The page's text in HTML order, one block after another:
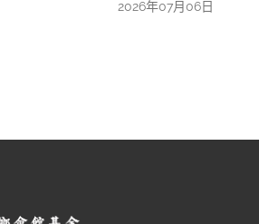
中的百业记忆